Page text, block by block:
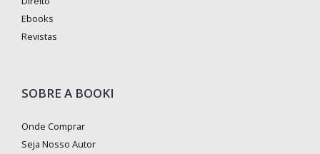
Ebooks
Revistas
SOBRE A BOOKI
Onde Comprar
Seja Nosso Autor